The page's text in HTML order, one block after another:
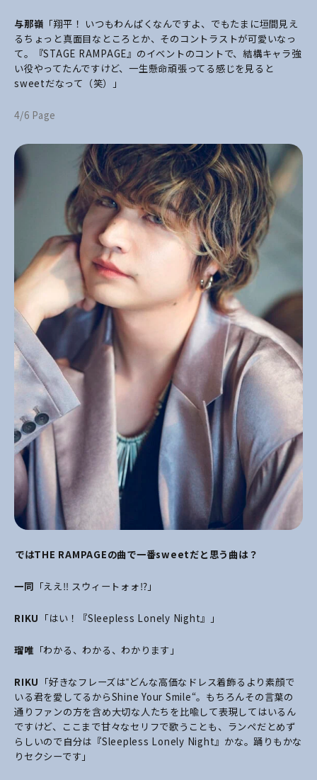
与那嶺 「翔平！ いつもわんぱくなんですよ、でもたまに垣間見え
るちょっと真面目なところとか、そのコントラストが可愛いなっ
て。『STAGE RAMPAGE』のイベントのコントで、結構キャラ強
い役やってたんですけど、一生懸命頑張ってる感じを見ると
sweetだなって（笑）」
4/6 Page
――ではTHE RAMPAGEの曲で一番sweetだと思う曲は？
一同 「ええ‼ スウィートォォ⁉」
RIKU 「はい！『Sleepless Lonely Night』」
瑠唯 「わかる、わかる、わかります」
RIKU 「好きなフレーズは‟どんな高価なドレス着飾るより素顔で
いる君を愛してるからShine Your Smile“。もちろんその言葉の
通りファンの方を含め大切な人たちを比喩して表現してはいるん
ですけど、ここまで甘々なセリフで歌うことも、ランペだとめず
らしいので自分は『Sleepless Lonely Night』かな。踊りもかな
りセクシーです」